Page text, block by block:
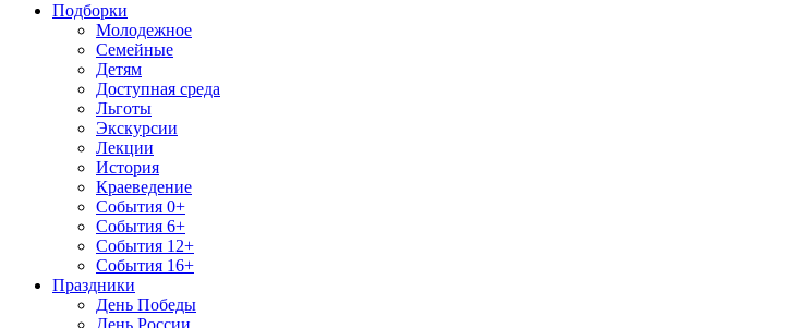
Подборки
Молодежное
Семейные
Детям
Доступная среда
Льготы
Экскурсии
Лекции
История
Краеведение
События 0+
События 6+
События 12+
События 16+
Праздники
День Победы
День России